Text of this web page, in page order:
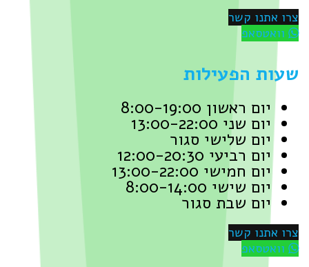
צרו אתנו קשר
וואטסאפ
שעות הפעילות
יום ראשון 8:00-19:00
יום שני 13:00-22:00
יום שלישי סגור
יום רביעי 12:00-20:30
יום חמישי 13:00-22:00
יום שישי 8:00-14:00
יום שבת סגור
צרו אתנו קשר
וואטסאפ